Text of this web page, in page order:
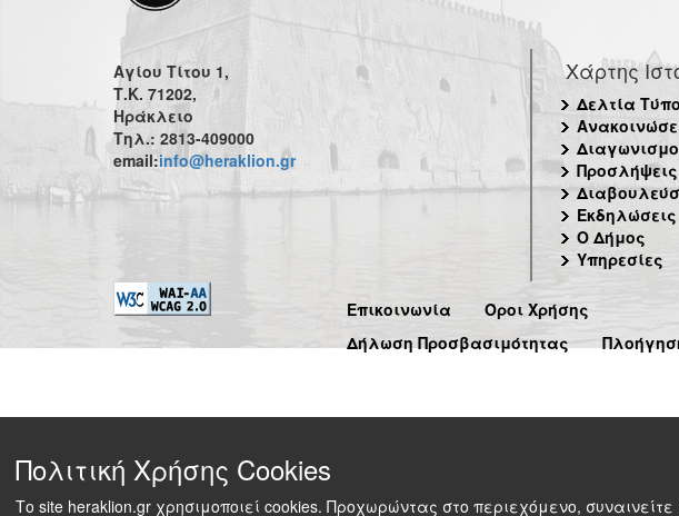
Αγίου Τίτου 1,
Τ.Κ. 71202,
Ηράκλειο
Τηλ.: 2813-409000
email:info@heraklion.gr
Χάρτης
Δελτία
Προσλήψεις
Εκδηλώσεις
Ο Δήμος
Υπηρεσίες
Επικοινωνία
Όροι Χρήσης
Δήλωση Προσβασιμότητας
Πολιτική Χρήσης Cookies
Το site heraklion.gr χρησιμοποιεί cookies. Προχωρώντας στο περιεχόμενο,